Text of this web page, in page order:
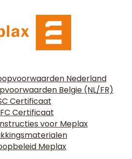
Nederland
Belgie (NL/FR)
Certificaat
Certificaat
voor Meplax
Meplax